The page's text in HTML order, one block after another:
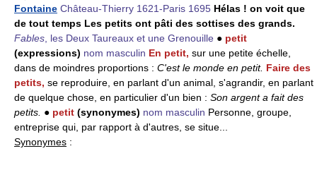
Fontaine Château-Thierry 1621-Paris 1695 Hélas ! on voit que
de tout temps Les petits ont pâti des sottises des grands.
Fables , les Deux Taureaux et une Grenouille ● petit
(expressions) nom masculin En petit, sur une petite échelle,
dans de moindres proportions : C'est le monde en petit. Faire des
petits, se reproduire, en parlant d'un animal, s'agrandir, en parlant
de quelque chose, en particulier d'un bien : Son argent a fait des
petits. ● petit (synonymes) nom masculin Personne, groupe,
entreprise qui, par rapport à d'autres, se situe...
Synonymes :